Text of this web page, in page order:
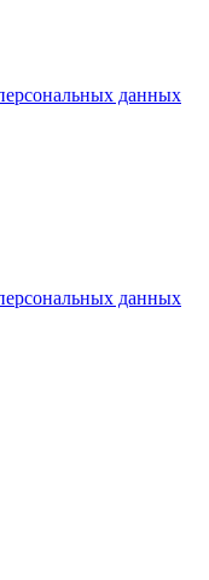
данных
данных